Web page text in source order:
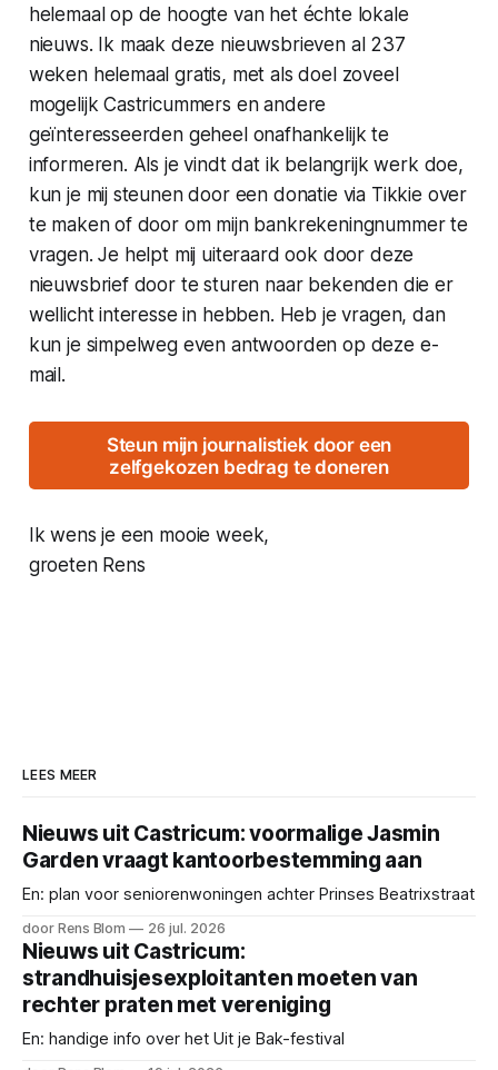
helemaal op de hoogte van het échte lokale
nieuws. Ik maak deze nieuwsbrieven al 237
weken helemaal gratis, met als doel zoveel
mogelijk Castricummers en andere
geïnteresseerden geheel onafhankelijk te
informeren. Als je vindt dat ik belangrijk werk doe,
kun je mij steunen door een donatie via Tikkie over
te maken of door om mijn bankrekeningnummer te
vragen. Je helpt mij uiteraard ook door deze
nieuwsbrief door te sturen naar bekenden die er
wellicht interesse in hebben. Heb je vragen, dan
kun je simpelweg even antwoorden op deze e-
mail.
Steun mijn journalistiek door een
zelfgekozen bedrag te doneren
Ik wens je een mooie week,
groeten Rens
LEES MEER
Nieuws uit Castricum: voormalige Jasmin
Garden vraagt kantoorbestemming aan
En: plan voor seniorenwoningen achter Prinses Beatrixstraat
door Rens Blom 26 jul. 2026
Nieuws uit Castricum:
strandhuisjesexploitanten moeten van
rechter praten met vereniging
En: handige info over het Uit je Bak-festival